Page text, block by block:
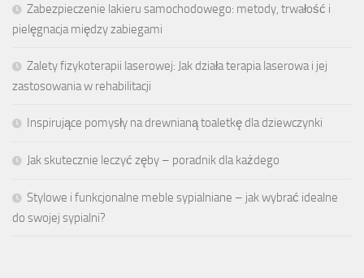
Zabezpieczenie lakieru samochodowego: metody, trwałość i
pielęgnacja między zabiegami
Zalety fizykoterapii laserowej: Jak działa terapia laserowa i jej
zastosowania w rehabilitacji
Inspirujące pomysły na drewnianą toaletkę dla dziewczynki
Jak skutecznie leczyć zęby – poradnik dla każdego
Stylowe i funkcjonalne meble sypialniane – jak wybrać idealne
do swojej sypialni?